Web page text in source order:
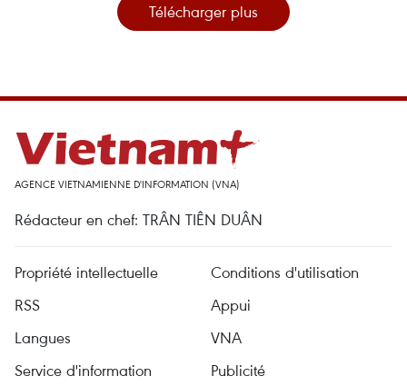
Télécharger plus
AGENCE VIETNAMIENNE D'INFORMATION (VNA)
Rédacteur en chef: TRÂN TIÊN DUÂN
Propriété intellectuelle
Conditions d'utilisation
RSS
Appui
Langues
VNA
Service d'information
Publicité